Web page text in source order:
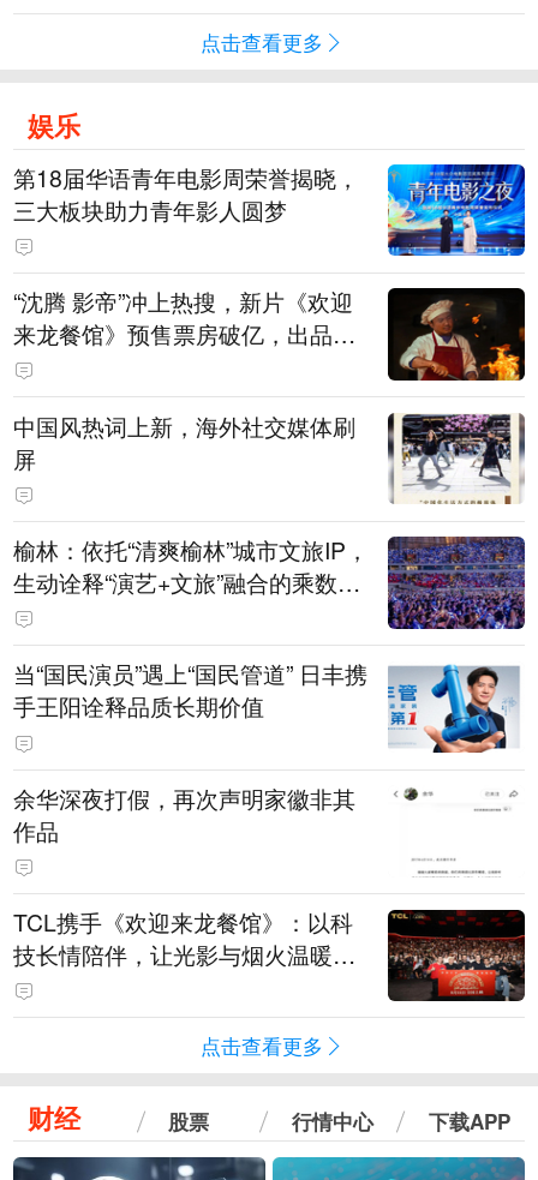
点击查看更多
娱乐
第18届华语青年电影周荣誉揭晓，
三大板块助力青年影人圆梦
“沈腾 影帝”冲上热搜，新片《欢迎
来龙餐馆》预售票房破亿，出品方
股价大涨！沈腾主演电影票房已破4
15亿元
中国风热词上新，海外社交媒体刷
屏
榆林：依托“清爽榆林”城市文旅IP，
生动诠释“演艺+文旅”融合的乘数效
应
当“国民演员”遇上“国民管道” 日丰携
手王阳诠释品质长期价值
余华深夜打假，再次声明家徽非其
作品
TCL携手《欢迎来龙餐馆》：以科
技长情陪伴，让光影与烟火温暖生
活
点击查看更多
财经 股票 行情中心 下载APP